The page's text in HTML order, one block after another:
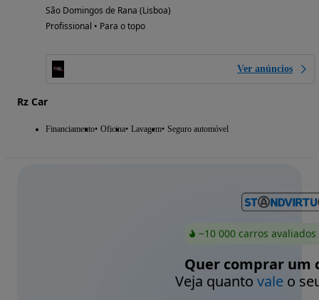
São Domingos de Rana (Lisboa)
Profissional • Para o topo
Ver anúncios
Rz Car
Financiamento Oficina Lavagem Seguro automóvel
~10 000 carros
Quer comprar um
Veja quanto valeo